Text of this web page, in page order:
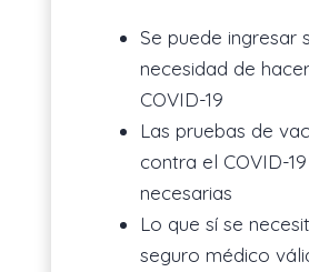
Se puede ingresar
necesidad de
COVID-19
Las pruebas de
contra el COVID-
necesarias
Lo que sí se
seguro médico